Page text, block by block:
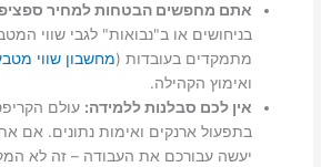
אתם מחפשים הבטחות למחיר
בניחושים או ב"נבואות" לגבי שווי
מתמקדים בעובדות (מחשבון שווי
ואימוץ הקהילה.
אין לכם סבלנות ללמידה: עולם
בתפעול ארנקים ואימות נתונים. אם
יעשה עבורכם את העבודה – זה לא